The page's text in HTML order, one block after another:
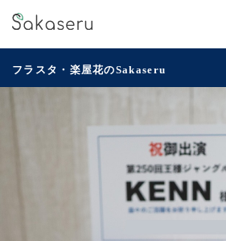
フラスタ・楽屋花のSakaseru